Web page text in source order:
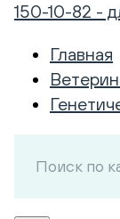
150-10-82 -
Главная